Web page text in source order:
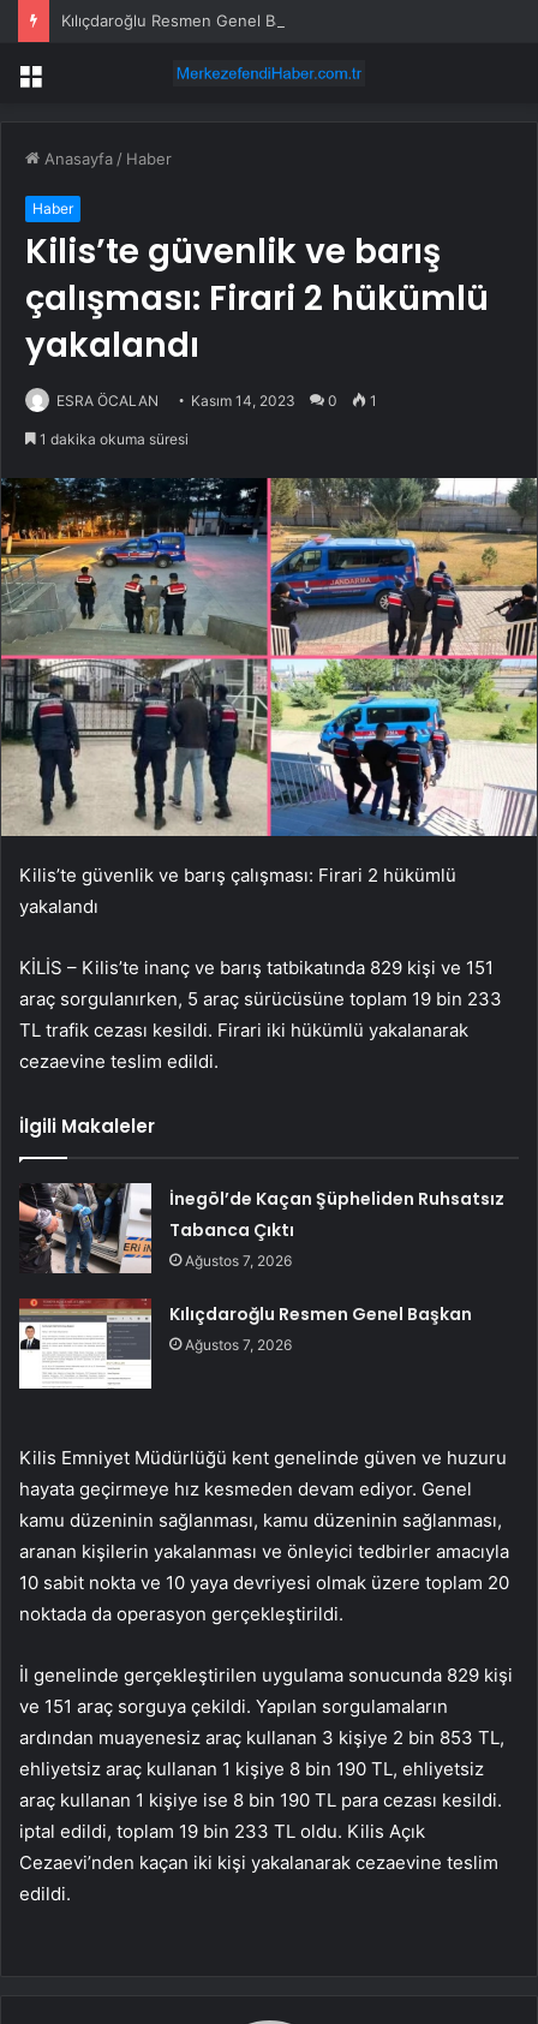
Kılıçdaroğlu Resmen Genel Başkan
Menü
Anasayfa / Haber
Haber
Kilis’te güvenlik ve barış
çalışması: Firari 2 hükümlü
yakalandı
ESRA ÖCALAN Kasım 14, 2023 0 1
1 dakika okuma süresi
Kilis’te güvenlik ve barış çalışması: Firari 2 hükümlü
yakalandı
KİLİS – Kilis’te inanç ve barış tatbikatında 829 kişi ve 151
araç sorgulanırken, 5 araç sürücüsüne toplam 19 bin 233
TL trafik cezası kesildi. Firari iki hükümlü yakalanarak
cezaevine teslim edildi.
İlgili Makaleler
İnegöl’de Kaçan Şüpheliden Ruhsatsız
Tabanca Çıktı
Ağustos 7, 2026
Kılıçdaroğlu Resmen Genel Başkan
Ağustos 7, 2026
Kilis Emniyet Müdürlüğü kent genelinde güven ve huzuru
hayata geçirmeye hız kesmeden devam ediyor. Genel
kamu düzeninin sağlanması, kamu düzeninin sağlanması,
aranan kişilerin yakalanması ve önleyici tedbirler amacıyla
10 sabit nokta ve 10 yaya devriyesi olmak üzere toplam 20
noktada da operasyon gerçekleştirildi.
İl genelinde gerçekleştirilen uygulama sonucunda 829 kişi
ve 151 araç sorguya çekildi. Yapılan sorgulamaların
ardından muayenesiz araç kullanan 3 kişiye 2 bin 853 TL,
ehliyetsiz araç kullanan 1 kişiye 8 bin 190 TL, ehliyetsiz
araç kullanan 1 kişiye ise 8 bin 190 TL para cezası kesildi.
iptal edildi, toplam 19 bin 233 TL oldu. Kilis Açık
Cezaevi’nden kaçan iki kişi yakalanarak cezaevine teslim
edildi.